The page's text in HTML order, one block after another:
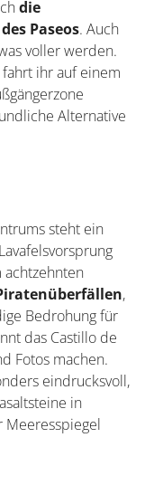
die
Paseos. Auch
voller werden.
ihr auf einem
Alternative
steht ein
achtzehnten
,
Bedrohung für
das Castillo de
Fotos machen.
eindrucksvoll,
in
Meeresspiegel